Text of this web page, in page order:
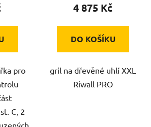
pro
C, 2
4 875 Kč
DO KOŠÍKU
gril na dřevěné uhlí XXL
Riwall PRO